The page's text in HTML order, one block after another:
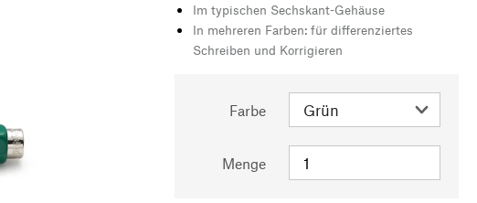
Im typischen Sechskant-Gehäuse
In mehreren Farben: für differenziertes
Schreiben und Korrigieren
Farbe
Menge